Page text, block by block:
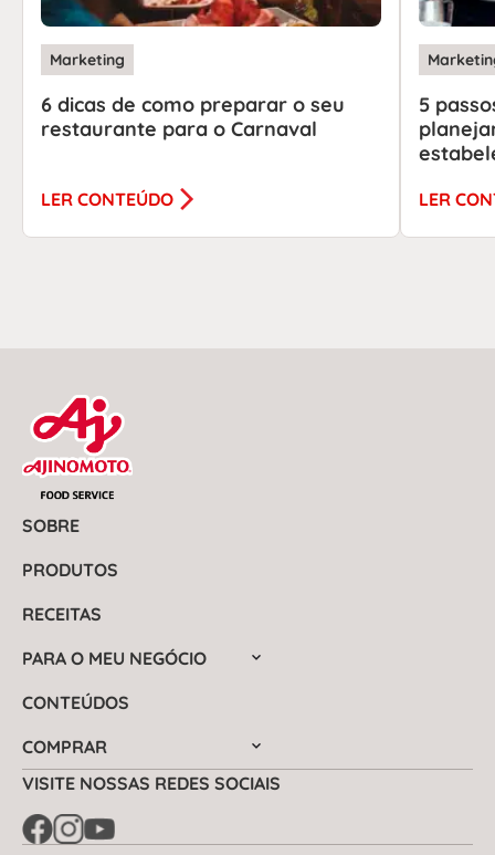
Marketing
6 dicas de como preparar o seu
restaurante para o Carnaval
LER CONTEÚDO
5
LER
SOBRE
PRODUTOS
RECEITAS
PARA O MEU NEGÓCIO
CONTEÚDOS
COMPRAR
VISITE NOSSAS REDES SOCIAIS